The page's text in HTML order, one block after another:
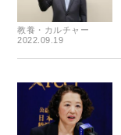
教養・カルチャー
2022.09.19